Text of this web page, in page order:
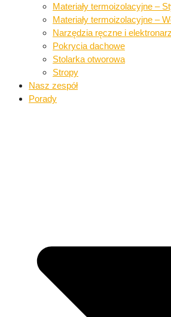
Materiały termoizolacyjne –
Materiały termoizolacyjne –
Narzędzia ręczne i
Pokrycia dachowe​​
Stolarka otworowa
Stropy
Nasz zespół
Porady